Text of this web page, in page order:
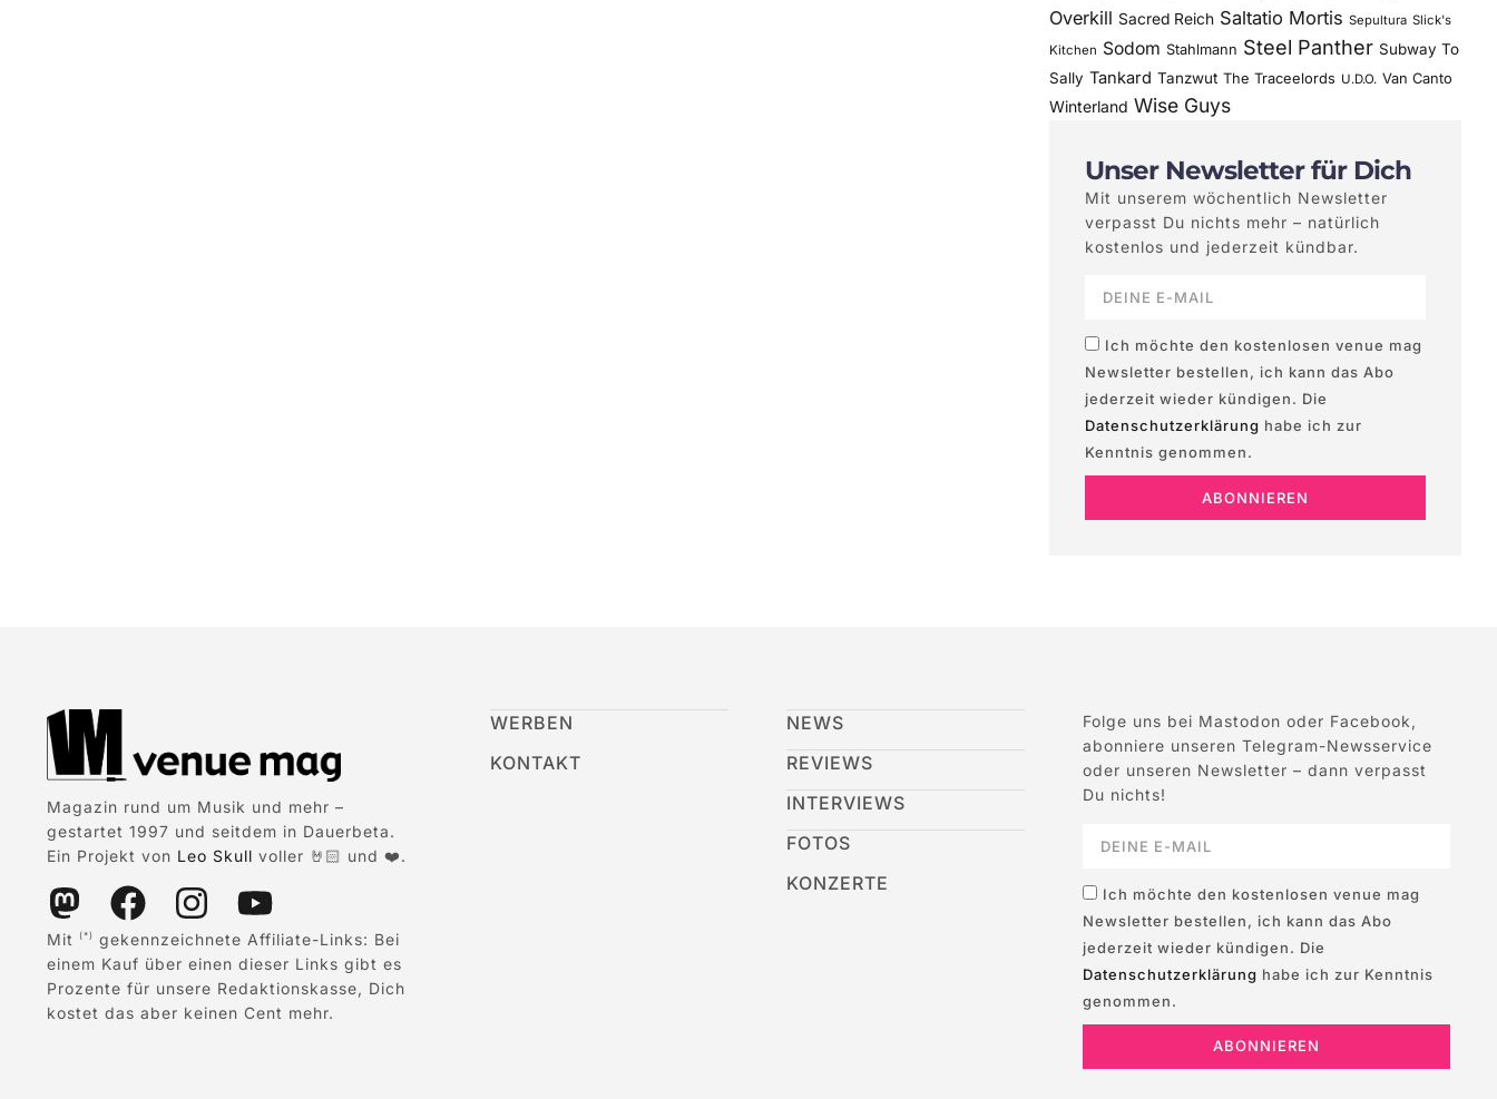
Overkill Sacred Reich Saltatio Mortis Sepultura Slick's
Kitchen Sodom Stahlmann Steel Panther Subway To
Sally Tankard Tanzwut The Traceelords U.D.O. Van Canto
Winterland Wise Guys
Unser Newsletter für Dich
Mit unserem wöchentlich Newsletter
verpasst Du nichts mehr – natürlich
kostenlos und jederzeit kündbar.
Ich möchte den kostenlosen venue mag
Newsletter bestellen, ich kann das Abo
jederzeit wieder kündigen. Die
Datenschutzerklärung habe ich zur
Kenntnis genommen.
ABONNIEREN
Magazin rund um Musik und mehr –
gestartet 1997 und seitdem in Dauerbeta.
Ein Projekt von Leo Skull voller 🤘🏻 und ❤️.
Mit (*)
gekennzeichnete Affiliate-Links: Bei
einem Kauf über einen dieser Links gibt es
Prozente für unsere Redaktionskasse, Dich
kostet das aber keinen Cent mehr.
WERBEN
KONTAKT
NEWS
REVIEWS
INTERVIEWS
FOTOS
KONZERTE
Folge uns bei Mastodon oder Facebook,
abonniere unseren Telegram-Newsservice
oder unseren Newsletter – dann verpasst
Du nichts!
Ich möchte den kostenlosen venue mag
Newsletter bestellen, ich kann das Abo
jederzeit wieder kündigen. Die
Datenschutzerklärung habe ich zur Kenntnis
genommen.
ABONNIEREN